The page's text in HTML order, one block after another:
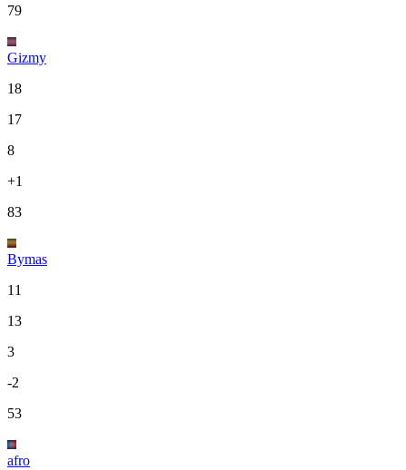
79
Gizmy
18
17
8
+1
83
Bymas
11
13
3
-2
53
afro